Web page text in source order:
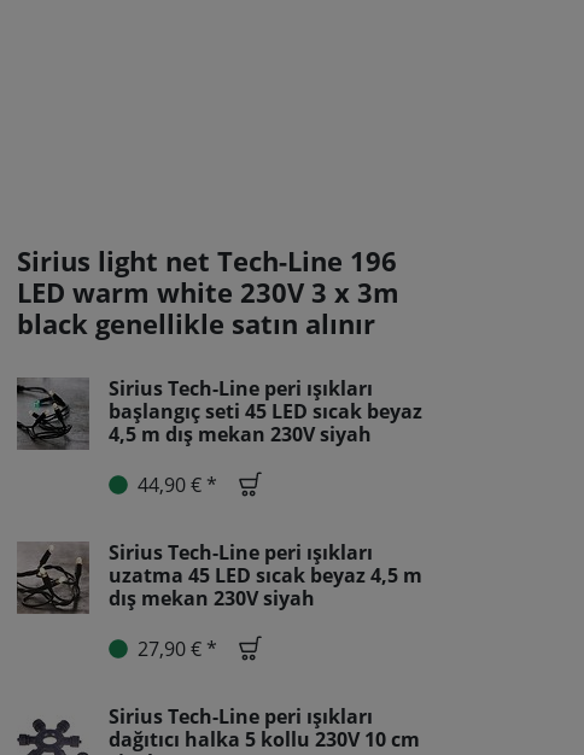
Sirius light net Tech-Line 196
LED warm white 230V 3 x 3m
black genellikle satın alınır
Sirius Tech-Line peri ışıkları
başlangıç seti 45 LED sıcak beyaz
4,5 m dış mekan 230V siyah
44,90 € *
Sirius Tech-Line peri ışıkları
uzatma 45 LED sıcak beyaz 4,5 m
dış mekan 230V siyah
27,90 € *
Sirius Tech-Line peri ışıkları
dağıtıcı halka 5 kollu 230V 10 cm